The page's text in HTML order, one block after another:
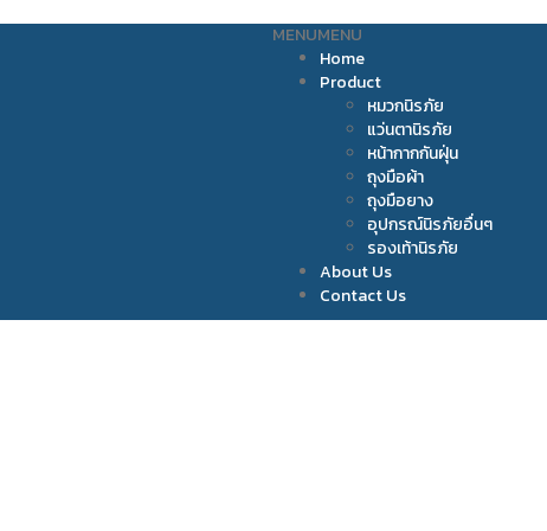
MENUMENU
Home
Product
หมวกนิรภัย
แว่นตานิรภัย
หน้ากากกันฝุ่น
ถุงมือผ้า
ถุงมือยาง
อุปกรณ์นิรภัยอื่นๆ
รองเท้านิรภัย
About Us
Contact Us